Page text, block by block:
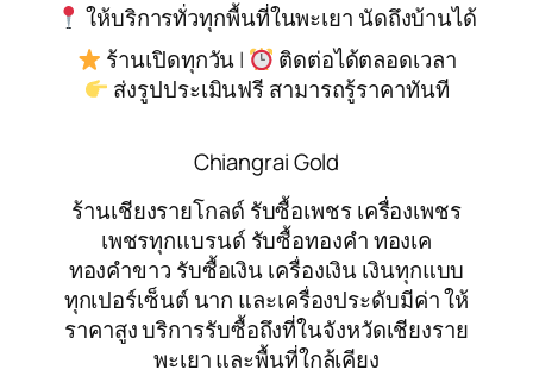
ให้บริการทั่วทุกพื้นที่ในพะเยา นัดถึงบ้านได้
ร้านเปิดทุกวัน |
ติดต่อได้ตลอดเวลา
ส่งรูปประเมินฟรี สามารถรู้ราคาทันที
Chiangrai Gold
ร้านเชียงรายโกลด์ รับซื้อเพชร เครื่องเพชร
เพชรทุกแบรนด์ รับซื้อทองคำ ทองเค
ทองคำขาว รับซื้อเงิน เครื่องเงิน เงินทุกแบบ
ทุกเปอร์เซ็นต์ นาก และเครื่องประดับมีค่า ให้
ราคาสูง บริการรับซื้อถึงที่ในจังหวัดเชียงราย
พะเยา และพื้นที่ใกล้เคียง